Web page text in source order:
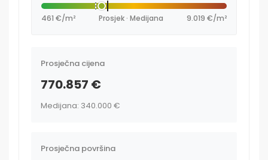
461 €/m² Prosjek · Medijana 9.019 €/m²
Prosječna cijena
770.857 €
Medijana: 340.000 €
Prosječna površina